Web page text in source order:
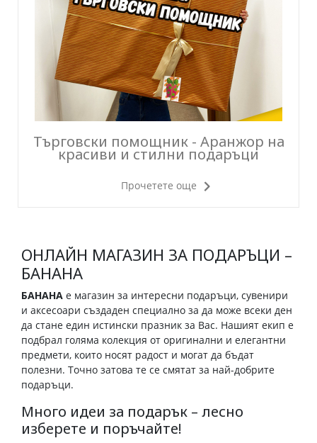
Търговски помощник - Аранжор на
красиви и стилни подаръци
Прочетете още
ОНЛАЙН МАГАЗИН ЗА ПОДАРЪЦИ –
БАНАНА
БАНАНА е магазин за интересни подаръци, сувенири
и аксесоари създаден специално за да може всеки ден
да стане един истински празник за Вас. Нашият екип е
подбрал голяма колекция от оригинални и елегантни
предмети, които носят радост и могат да бъдат
полезни. Точно затова те се смятат за най-добрите
подаръци.
Много идеи за подарък – лесно
изберете и поръчайте!